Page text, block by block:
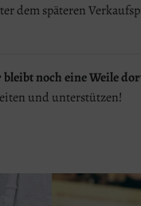
dem späteren
noch eine Weile
und unterstützen!